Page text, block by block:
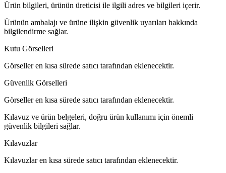
Ürün bilgileri, ürünün üreticisi ile ilgili adres ve bilgileri içerir.
Ürünün ambalajı ve ürüne ilişkin güvenlik uyarıları hakkında
bilgilendirme sağlar.
Kutu Görselleri
Görseller en kısa sürede satıcı tarafından eklenecektir.
Güvenlik Görselleri
Görseller en kısa sürede satıcı tarafından eklenecektir.
Kılavuz ve ürün belgeleri, doğru ürün kullanımı için önemli
güvenlik bilgileri sağlar.
Kılavuzlar
Kılavuzlar en kısa sürede satıcı tarafından eklenecektir.